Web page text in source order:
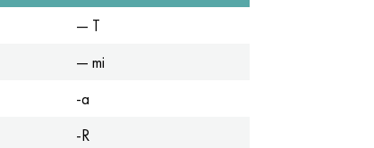
— T
— mi
-a
-R